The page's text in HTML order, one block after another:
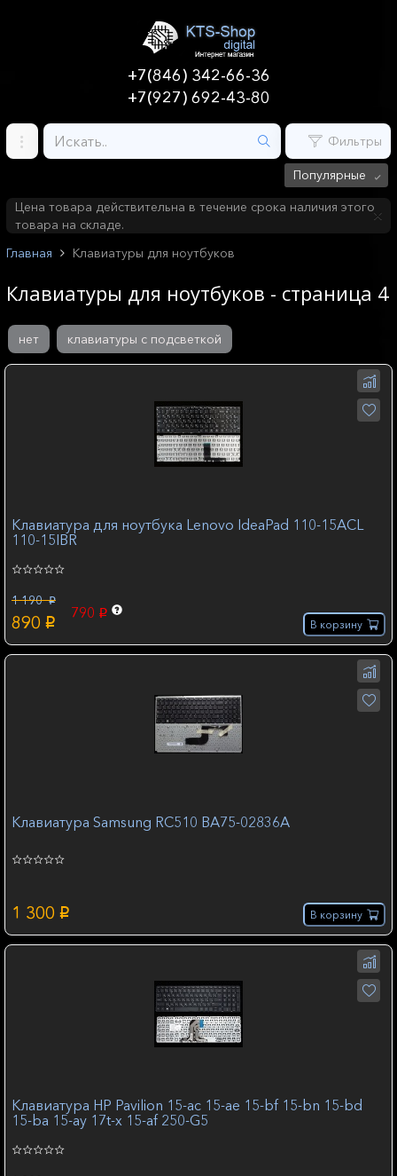
+7(846) 342-66-36
+7(927) 692-43-80
Фильтры
Популярные
Цена товара действительна в течение срока наличия этого
товара на складе.
Главная
Клавиатуры для ноутбуков
Клавиатуры для ноутбуков - страница 4
нет клавиатуры с подсветкой
Клавиатура для ноутбука Lenovo IdeaPad 110-15ACL
110-15IBR
1 190 p
890 p
790 p
В корзину
Клавиатура Samsung RC510 BA75-02836A
1 300 p В корзину
Клавиатура HP Pavilion 15-ac 15-ae 15-bf 15-bn 15-bd
15-ba 15-ay 17t-x 15-af 250-G5